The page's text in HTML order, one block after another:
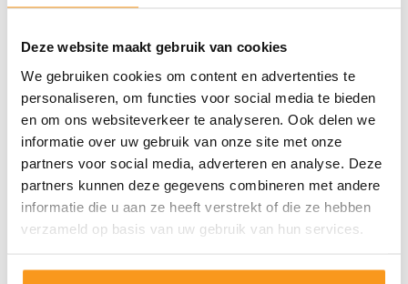
Deze website maakt gebruik van cookies
We gebruiken cookies om content en advertenties te
personaliseren, om functies voor social media te bieden
en om ons websiteverkeer te analyseren. Ook delen we
informatie over uw gebruik van onze site met onze
partners voor social media, adverteren en analyse. Deze
partners kunnen deze gegevens combineren met andere
informatie die u aan ze heeft verstrekt of die ze hebben
verzameld op basis van uw gebruik van hun services.